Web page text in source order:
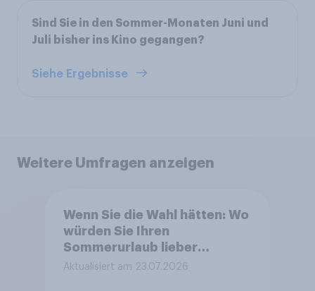
Sind Sie in den Sommer-Monaten Juni und
Juli bisher ins Kino gegangen?
Siehe Ergebnisse
Weitere Umfragen anzeigen
Wenn Sie die Wahl hätten: Wo
würden Sie Ihren
Sommerurlaub lieber
verbringen
Aktualisiert am 23.07.2026